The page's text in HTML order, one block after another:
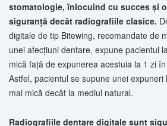
stomatologie, înlocuind cu succes şi
siguranţă decât radiografiile clasice.
digitale de tip Bitewing, recomandate de
unei afecţiuni dentare, expune pacientul
mică faţă de expunerea acestuia la 1 zi
Astfel, pacientul se supune unei
mai mică decât la mediul natural.
Radiografiile dentare digitale sunt